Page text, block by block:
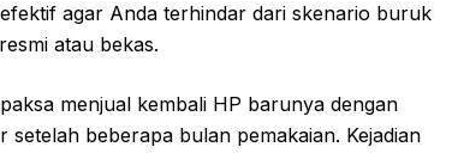
agar Anda terhindar dari skenario buruk
atau bekas.
menjual kembali HP barunya dengan
beberapa bulan pemakaian. Kejadian